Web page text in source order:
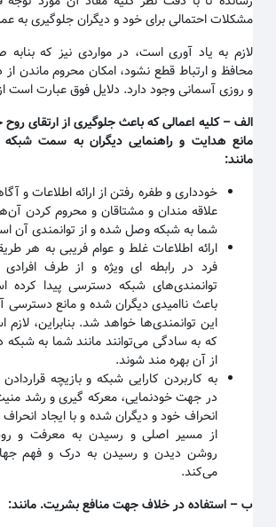
مشکلات احتمالی برای خود و دیگران جلوگیری به عمل
لازم به یاد آوری است، در مواردی نیز که بنابه
محافظ و ارتباط قطع نشود، امکان محروم ماندن از
و روزی آسمانی وجود دارد. دلایل فوق عبارت است از:
الف– کلیه اعمالی که باعث جلوگیری از ارتقای
مانع هدایت و راهنمایی دیگران به سمت شبکه
مانند:
خودداری و طفره رفتن از ارائه اطلاعات و
علاقه مندان و مشتاقان و محروم کردن آن‌ها
شما به شبکه وصل شده و از توانمندی آن
ارائه اطلاعات غلط و عوام فریبی به هر
فرد در رابطه ای ویژه و از طرف افرادی
توانمندی‌های شبکه دسترسی پیدا کرده
باعث ناامیدی دیگران شده و مانع دسترسی
این توانمندی‌ها خواهد شد. بنابراین، لازم
که به سادگی می‌توانند مانند شما به شبکه
از آن بهره مند شوند.
به کاربردن کارایی شبکه و بازیچه قراردادن
در جهت خودنمایی، معرکه گیری و رشد
انحراف خود و دیگران شده و با ایجاد انحراف
از مسیر اصلی و رسیدن به معرفت و
روشن دیدن و رسیدن به درک و فهم
می‌کند.
– استفاده در خلاف جهت منافع بشریت. مانند: